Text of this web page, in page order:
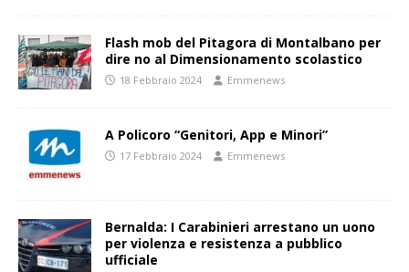
Flash mob del Pitagora di Montalbano per
dire no al Dimensionamento scolastico
18 Febbraio 2024 Emmenews
A Policoro “Genitori, App e Minori”
17 Febbraio 2024 Emmenews
Bernalda: I Carabinieri arrestano un uono
per violenza e resistenza a pubblico
ufficiale